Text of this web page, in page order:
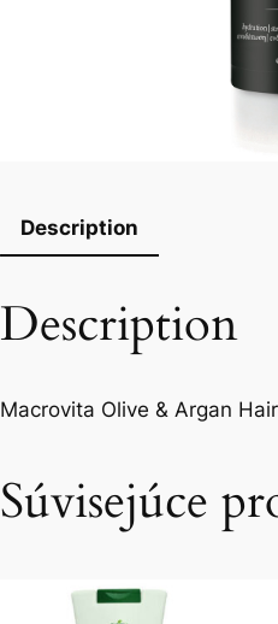
Description
Description
Macrovita Olive & Argan
Súvisejúce